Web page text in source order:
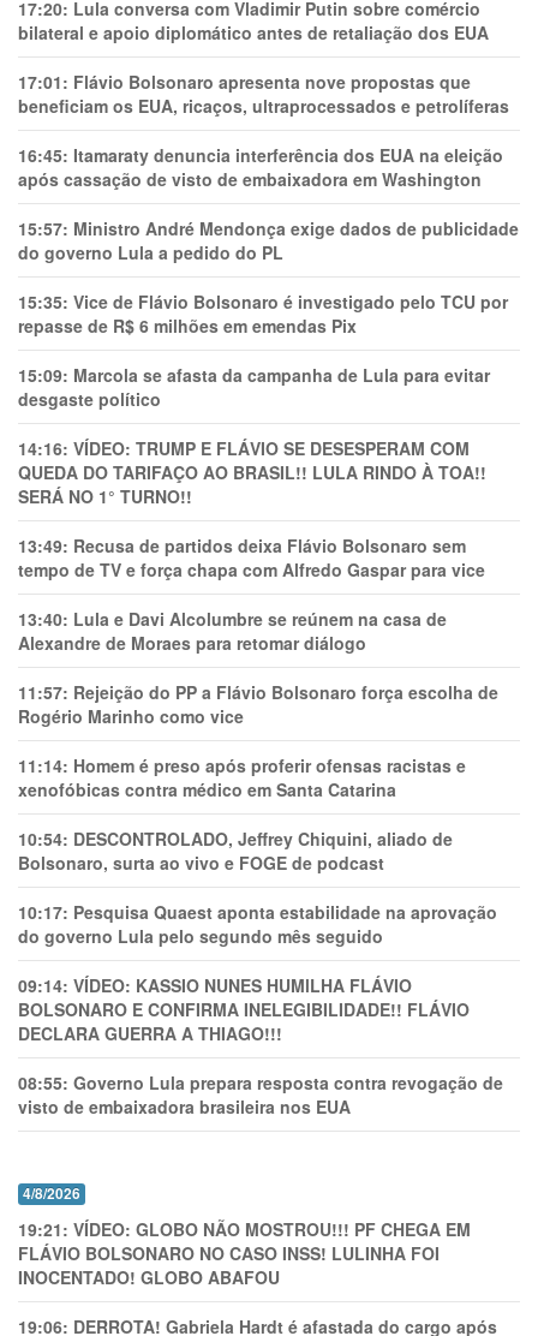
17:20: Lula conversa com Vladimir Putin sobre comércio
bilateral e apoio diplomático antes de retaliação dos EUA
17:01: Flávio Bolsonaro apresenta nove propostas que
beneficiam os EUA, ricaços, ultraprocessados e petrolíferas
16:45: Itamaraty denuncia interferência dos EUA na eleição
após cassação de visto de embaixadora em Washington
15:57: Ministro André Mendonça exige dados de publicidade
do governo Lula a pedido do PL
15:35: Vice de Flávio Bolsonaro é investigado pelo TCU por
repasse de R$ 6 milhões em emendas Pix
15:09: Marcola se afasta da campanha de Lula para evitar
desgaste político
14:16: VÍDEO: TRUMP E FLÁVIO SE DESESPERAM COM
QUEDA DO TARIFAÇO AO BRASIL!! LULA RINDO À TOA!!
SERÁ NO 1° TURNO!!
13:49: Recusa de partidos deixa Flávio Bolsonaro sem
tempo de TV e força chapa com Alfredo Gaspar para vice
13:40: Lula e Davi Alcolumbre se reúnem na casa de
Alexandre de Moraes para retomar diálogo
11:57: Rejeição do PP a Flávio Bolsonaro força escolha de
Rogério Marinho como vice
11:14: Homem é preso após proferir ofensas racistas e
xenofóbicas contra médico em Santa Catarina
10:54: DESCONTROLADO, Jeffrey Chiquini, aliado de
Bolsonaro, surta ao vivo e FOGE de podcast
10:17: Pesquisa Quaest aponta estabilidade na aprovação
do governo Lula pelo segundo mês seguido
09:14: VÍDEO: KASSIO NUNES HUMlLHA FLÁVIO
BOLSONARO E CONFIRMA INELEGIBILIDADE!! FLÁVIO
DECLARA GUERRA A THIAGO!!!
08:55: Governo Lula prepara resposta contra revogação de
visto de embaixadora brasileira nos EUA
4/8/2026
19:21: VÍDEO: GLOBO NÃO MOSTROU!!! PF CHEGA EM
FLÁVIO BOLSONARO NO CASO INSS! LULINHA FOI
INOCENTADO! GLOBO ABAFOU
19:06: DERROTA! Gabriela Hardt é afastada do cargo após